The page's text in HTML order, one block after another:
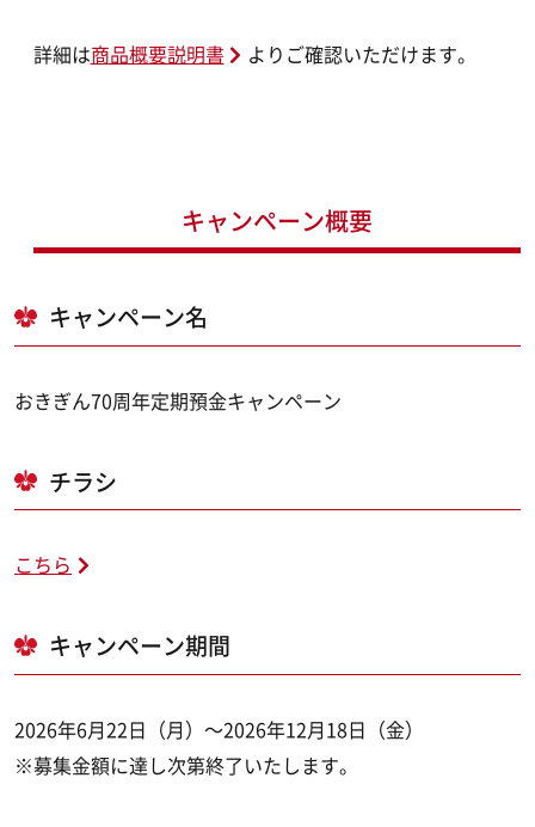
詳細は商品概要説明書 よりご確認いただけます。
キャンペーン概要
キャンペーン名
おきぎん70周年定期預金キャンペーン
チラシ
こちら
キャンペーン期間
2026年6月22日（月）～2026年12月18日（金）
※募集金額に達し次第終了いたします。